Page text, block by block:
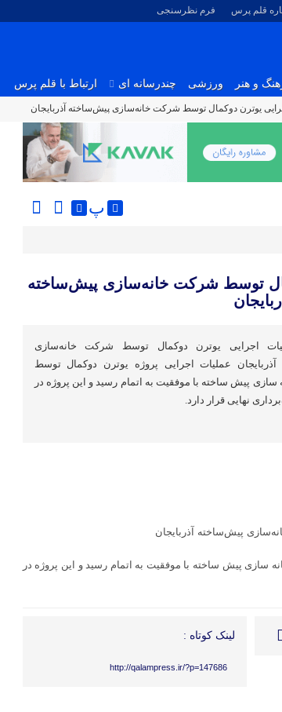
قلم پرس فرم نظرسنجی
و هنر ورزشی چندرسانه ای ارتباط با قلم پرس
یوترن دوکمال توسط شرکت خانه‌سازی پیش‌ساخته آذربایجان
پ
توسط شرکت خانه‌سازی پیش‌ساخته
اجرایی یوترن دوکمال توسط شرکت خانه‌سازی
عملیات اجرایی پروژه یوترن دوکمال توسط
پیش ساخته با موفقیت به اتمام رسید و این پروژه در
نهایی قرار دارد.
پیش‌ساخته آذربایجان
سازی پیش ساخته با موفقیت به اتمام رسید و این پروژه در
لینک کوتاه :
http://qalampress.ir/?p=147686